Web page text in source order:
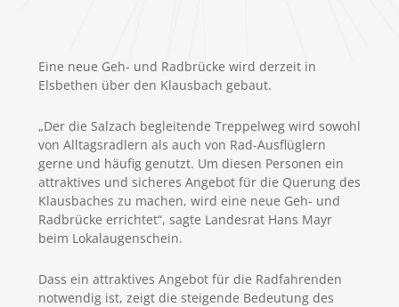
Eine neue Geh- und Radbrücke wird derzeit in
Elsbethen über den Klausbach gebaut.
„Der die Salzach begleitende Treppelweg wird sowohl
von Alltagsradlern als auch von Rad-Ausflüglern
gerne und häufig genutzt. Um diesen Personen ein
attraktives und sicheres Angebot für die Querung des
Klausbaches zu machen, wird eine neue Geh- und
Radbrücke errichtet“, sagte Landesrat Hans Mayr
beim Lokalaugenschein.
Dass ein attraktives Angebot für die Radfahrenden
notwendig ist, zeigt die steigende Bedeutung des